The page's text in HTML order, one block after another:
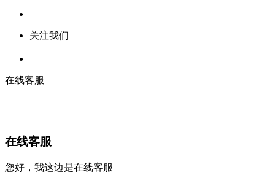
关注我们
在线客服
在线客服
您好，我这边是在线客服